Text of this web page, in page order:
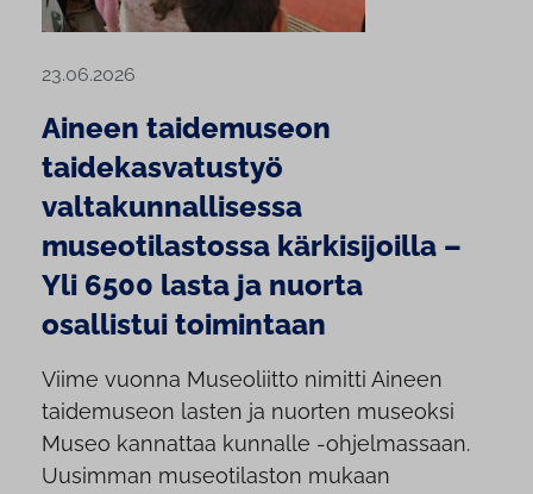
23.06.2026
Aineen taidemuseon
taidekasvatustyö
valtakunnallisessa
museotilastossa kärkisijoilla –
Yli 6500 lasta ja nuorta
osallistui toimintaan
Viime vuonna Museoliitto nimitti Aineen
taidemuseon lasten ja nuorten museoksi
Museo kannattaa kunnalle -ohjelmassaan.
Uusimman museotilaston mukaan